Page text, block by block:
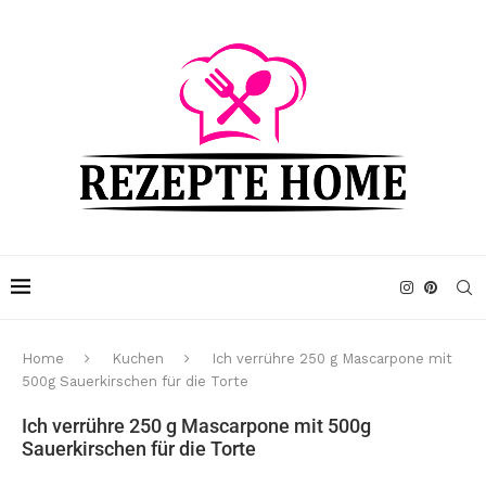
Home Kuchen
Ich verrühre 250 g Mascarpone mit
500g Sauerkirschen für die Torte
Ich verrühre 250 g Mascarpone mit 500g
Sauerkirschen für die Torte